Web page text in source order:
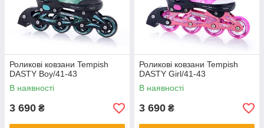
Роликові ковзани Tempish
DASTY Boy/41-43
В наявності
3 690 ₴
Роликові ковзани Tempish
DASTY Girl/41-43
В наявності
3 690 ₴